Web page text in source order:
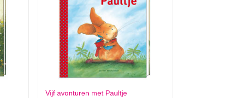
Vijf avonturen met Paultje